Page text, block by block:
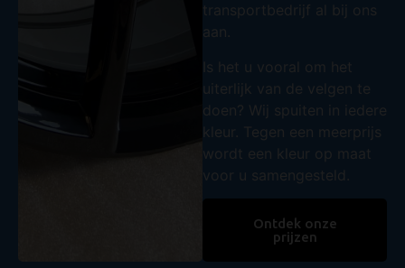
transportbedrijf al bij ons
aan.
Is het u vooral om het
uiterlijk van de velgen te
doen? Wij spuiten in iedere
kleur. Tegen een meerprijs
wordt een kleur op maat
voor u samengesteld.
Ontdek onze
prijzen